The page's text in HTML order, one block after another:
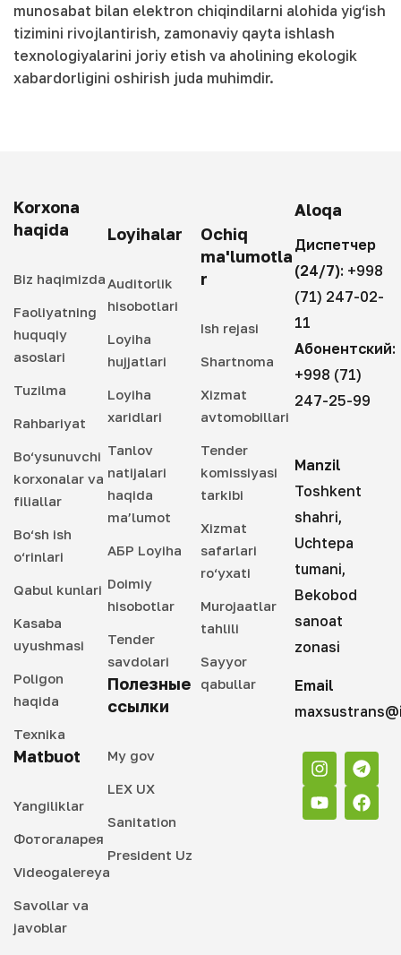
munosabat bilan elektron chiqindilarni alohida yig‘ish
tizimini rivojlantirish, zamonaviy qayta ishlash
texnologiyalarini joriy etish va aholining ekologik
xabardorligini oshirish juda muhimdir.
Korxona
haqida
Biz haqimizda
Faoliyatning
huquqiy
asoslari
Tuzilma
Rahbariyat
Bo‘ysunuvchi
korxonalar va
filiallar
Bo‘sh ish
o‘rinlari
Qabul kunlari
Kasaba
uyushmasi
Poligon
haqida
Texnika
Matbuot
Yangiliklar
Фотогаларея
Videogalereya
Savollar va
javoblar
Loyihalar
Auditorlik
hisobotlari
Loyiha
hujjatlari
Loyiha
xaridlari
Tanlov
natijalari
haqida
ma’lumot
АБР Loyiha
Doimiy
hisobotlar
Tender
savdolari
Полезные
ссылки
My gov
LEX UX
Sanitation
President Uz
Ochiq
ma'lumotla
r
Ish rejasi
Shartnoma
Xizmat
avtomobillari
Tender
komissiyasi
tarkibi
Xizmat
safarlari
ro‘yxati
Murojaatlar
tahlili
Sayyor
qabullar
Aloqa
Диспетчер
(24/7): +998
(71) 247-02-
11
Абонентский:
+998 (71)
247-25-99
Manzil
Toshkent
shahri,
Uchtepa
tumani,
Bekobod
sanoat
zonasi
Email